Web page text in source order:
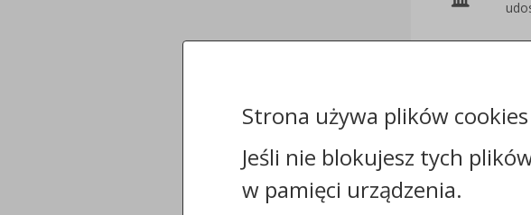
Rejestr
Strona używa plików
Jeśli nie blokujesz tych
w pamięci urządzenia.